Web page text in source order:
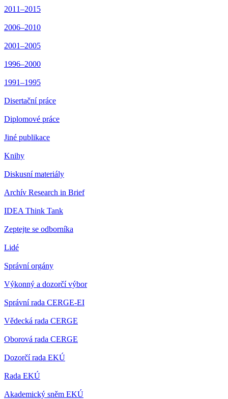
2011–2015
2006–2010
2001–2005
1996–2000
1991–1995
Disertační práce
Diplomové práce
Jiné publikace
Knihy
Diskusní materiály
Archív Research in Brief
IDEA Think Tank
Zeptejte se odborníka
Lidé
Správní orgány
Výkonný a dozorčí výbor
Správní rada CERGE-EI
Vědecká rada CERGE
Oborová rada CERGE
Dozorčí rada EKÚ
Rada EKÚ
Akademický sněm EKÚ